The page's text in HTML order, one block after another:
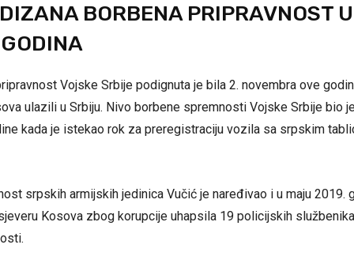
BORBENA PRIPRAVNOST U
Vojske Srbije podignuta je bila 2. novembra ove
ulazili u Srbiju. Nivo borbene spremnosti Vojske Srbije bio
kada je istekao rok za preregistraciju vozila sa srpskim
srpskih armijskih jedinica Vučić je naređivao i u maju 2019.
Kosova zbog korupcije uhapsila 19 policijskih